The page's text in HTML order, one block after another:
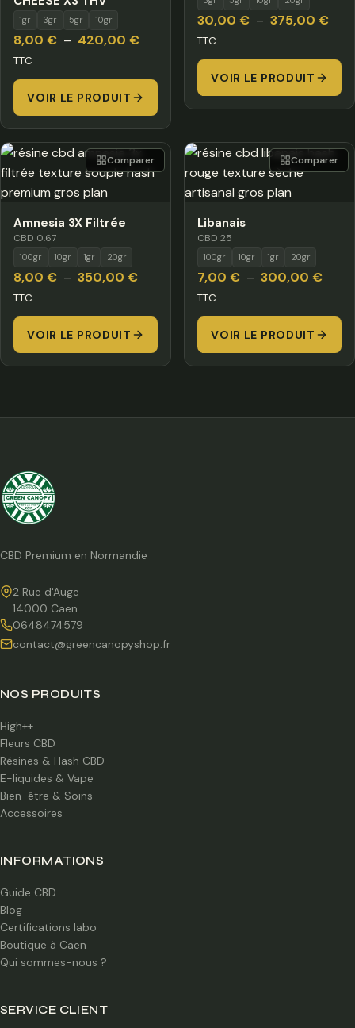
1gr 3gr 5gr 10gr
8,00 € – 420,00 €Plage
prix :
8,00 €
à
420,00 €
TTC
VOIR LE PRODUIT
30,00 € – 375,00 €
prix :
à
TTC
VOIR LE PRODUIT
Amnesia 3X Filtrée
CBD 0.67
100gr 10gr 1gr 20gr
8,00 € – 350,00 €Plage
prix :
8,00 €
à
TTC
VOIR LE PRODUIT
Comparer
Libanais
CBD 25
100gr 10gr 1gr 20gr
7,00 € – 300,00 €Plage
prix :
7,00
à
TTC
VOIR LE PRODUIT
Comparer
CBD Premium en Normandie
2 Rue d'Auge
14000 Caen
0648474579
contact@greencanopyshop.fr
NOS PRODUITS
High++
Fleurs CBD
Résines & Hash CBD
E-liquides & Vape
Bien-être & Soins
Accessoires
INFORMATIONS
Guide CBD
Blog
Certifications labo
Boutique à Caen
Qui sommes-nous ?
SERVICE CLIENT